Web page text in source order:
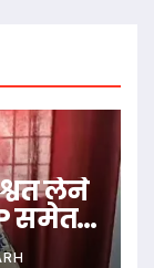
लेने
समेत